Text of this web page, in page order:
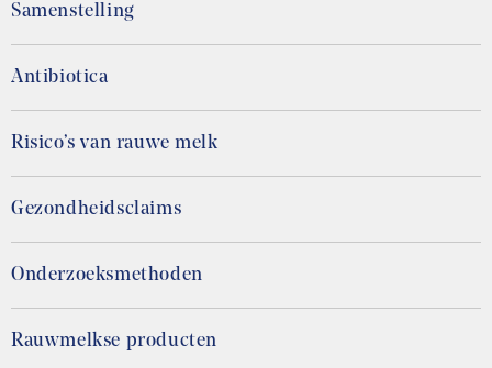
Samenstelling
Antibiotica
Risico’s van rauwe melk
Gezondheidsclaims
Onderzoeksmethoden
Rauwmelkse producten